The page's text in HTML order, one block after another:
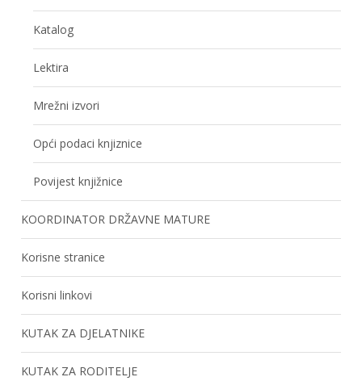
Katalog
Lektira
Mrežni izvori
Opći podaci knjiznice
Povijest knjižnice
KOORDINATOR DRŽAVNE MATURE
Korisne stranice
Korisni linkovi
KUTAK ZA DJELATNIKE
KUTAK ZA RODITELJE